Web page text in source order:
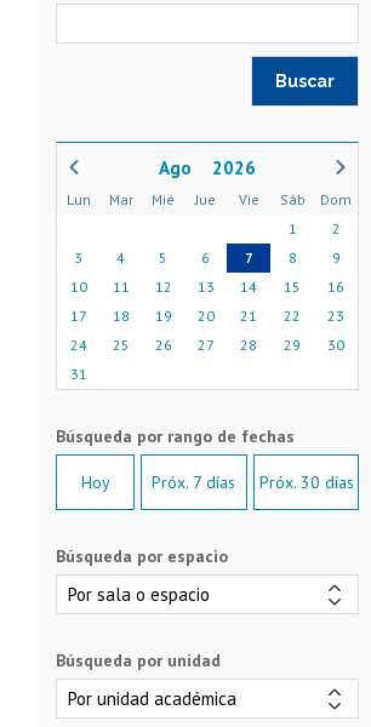
2026
Lun Mar Mié Jue Vie Sáb
Dom
1
2
3
4 5 6 7 8
9
10
11 12 13 14 15
16
17
18 19 20 21 22
23
24
25 26 27 28 29
30
31
Hoy Próx. 7 días Próx. 30 días
Búsqueda por espacio
Búsqueda por unidad